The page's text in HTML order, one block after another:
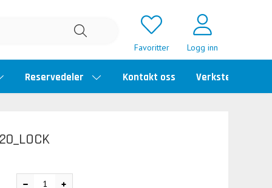
Favoritter Logg inn
Reservedeler Kontakt oss Verkstedtime